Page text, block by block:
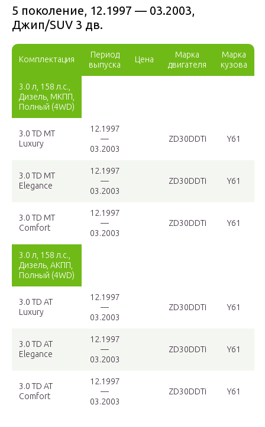
5 поколение, 12.1997 — 03.2003,
Джип/SUV 3 дв.
Комплектация
Период
выпуска
Цена
Марка
двигателя
Марка
кузова
3.0 л, 158 л.с.,
Дизель, МКПП,
Полный (4WD)
3.0 TD MT
Luxury
12.1997
—
03.2003
ZD30DDTi Y61
3.0 TD MT
Elegance
12.1997
—
03.2003
ZD30DDTi Y61
3.0 TD MT
Comfort
12.1997
—
03.2003
ZD30DDTi Y61
3.0 л, 158 л.с.,
Дизель, АКПП,
Полный (4WD)
3.0 TD AT
Luxury
12.1997
—
03.2003
ZD30DDTi Y61
3.0 TD AT
Elegance
12.1997
—
03.2003
ZD30DDTi Y61
3.0 TD AT
Comfort
12.1997
—
03.2003
ZD30DDTi Y61